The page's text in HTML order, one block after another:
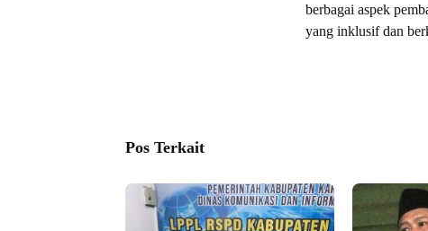
berbagai aspek
yang inklusif dan
Pos Terkait